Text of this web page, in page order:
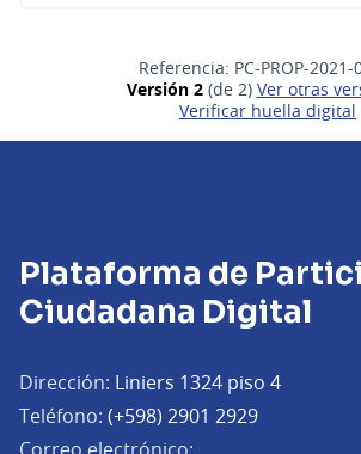
Referencia: PC-PROP-2021-
Versión 2(de 2)
ver otras
Verificar huella digital
Plataforma de
Ciudadana Digital
Dirección: Liniers 1324 piso 4
Teléfono: (+598) 2901 2929